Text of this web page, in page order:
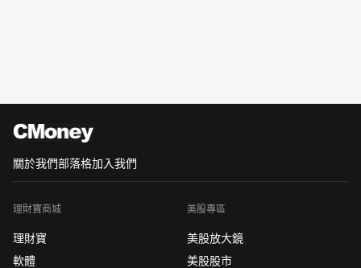
關於我們部落格加入我們
理財寶商城
理財寶
軟體
美股專區
美股放大鏡
美股股市